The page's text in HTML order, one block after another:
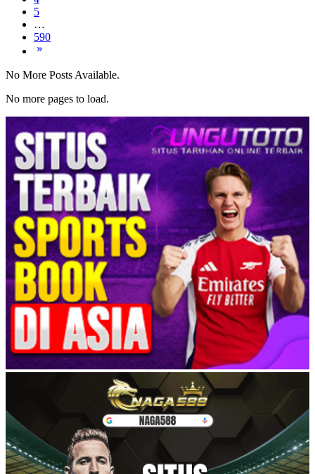
5
…
590
No More Posts Available.
No more pages to load.